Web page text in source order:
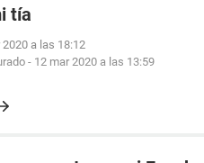
tía
2020 a las 18:12
- 12 mar 2020 a las 13:59